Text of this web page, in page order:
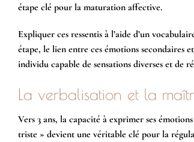
étape clé pour la maturation affective.
Expliquer ces ressentis à l’aide d’un
étape, le lien entre ces émotions secondaires
individu capable de sensations diverses et de
La verbalisation et la
Vers 3 ans, la capacité à exprimer ses
triste » devient une véritable clé pour la